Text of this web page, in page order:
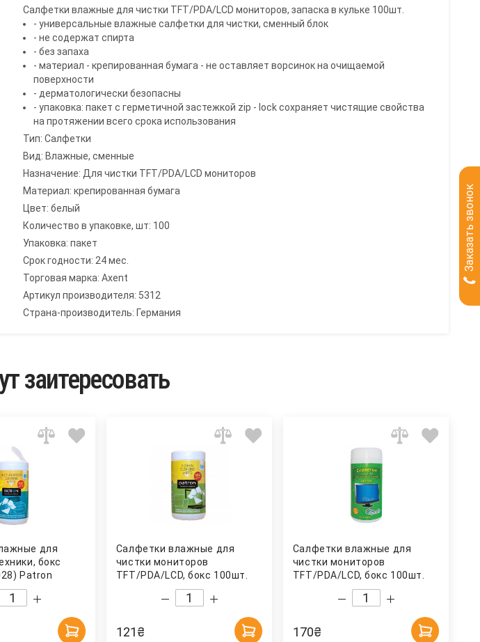
Салфетки влажные для чистки TFT/PDA/LCD мониторов, запаска в кульке 100шт.
- универсальные влажные салфетки для чистки, сменный блок
- не содержат спирта
- без запаха
- материал - крепированная бумага - не оставляет ворсинок на очищаемой
поверхности
- дерматологически безопасны
- упаковка: пакет с герметичной застежкой zip - lock сохраняет чистящие свойства
на протяжении всего срока использования
Тип: Салфетки
Вид: Влажные, сменные
Назначение: Для чистки TFT/PDA/LCD мониторов
Материал: крепированная бумага
Цвет: белый
Количество в упаковке, шт: 100
Упаковка: пакет
Срок годности: 24 мес.
Торговая марка: Axent
Артикул производителя: 5312
Страна-производитель: Германия
заитересовать
для
бокс
Patron
Салфетки влажные для
чистки мониторов
TFT/PDA/LCD, бокс 100шт.
(F3-027) Patron
121₴
Салфетки влажные для
чистки мониторов
TFT/PDA/LCD, бокс 100шт.
(30661) Арника
170₴
Заказать звонок